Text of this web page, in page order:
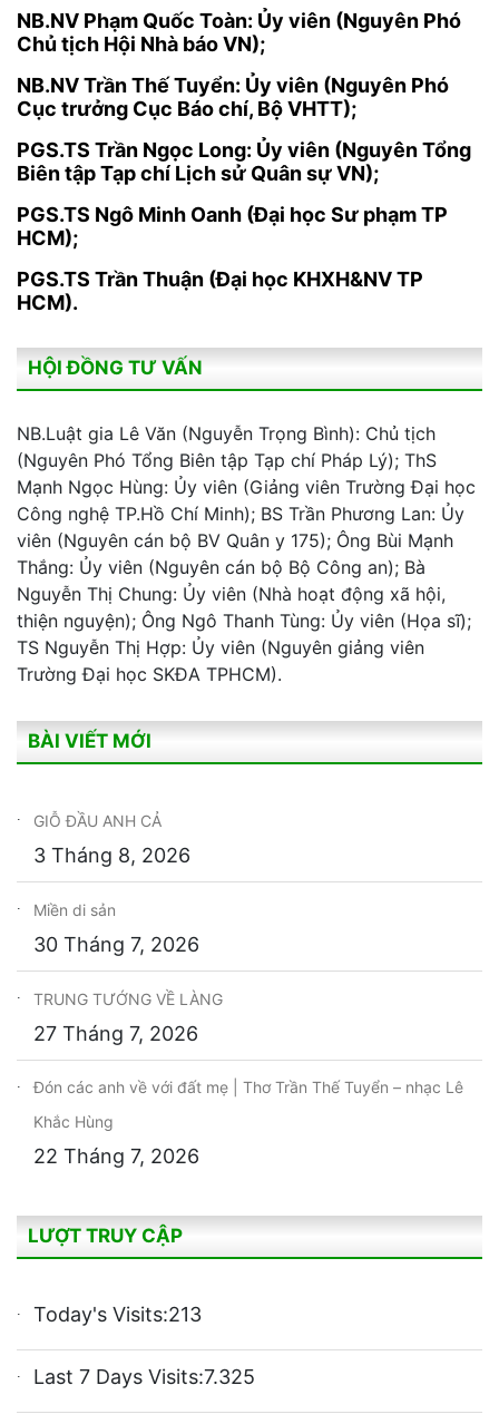
NB.NV Phạm Quốc Toàn: Ủy viên (Nguyên Phó
Chủ tịch Hội Nhà báo VN);
NB.NV Trần Thế Tuyển: Ủy viên (Nguyên Phó
Cục trưởng Cục Báo chí, Bộ VHTT);
PGS.TS Trần Ngọc Long: Ủy viên (Nguyên Tổng
Biên tập Tạp chí Lịch sử Quân sự VN);
PGS.TS Ngô Minh Oanh (Đại học Sư phạm TP
HCM);
PGS.TS Trần Thuận (Đại học KHXH&NV TP
HCM).
HỘI ĐỒNG TƯ VẤN
NB.Luật gia Lê Văn (Nguyễn Trọng Bình): Chủ tịch
(Nguyên Phó Tổng Biên tập Tạp chí Pháp Lý); ThS
Mạnh Ngọc Hùng: Ủy viên (Giảng viên Trường Đại học
Công nghệ TP.Hồ Chí Minh); BS Trần Phương Lan: Ủy
viên (Nguyên cán bộ BV Quân y 175); Ông Bùi Mạnh
Thắng: Ủy viên (Nguyên cán bộ Bộ Công an); Bà
Nguyễn Thị Chung: Ủy viên (Nhà hoạt động xã hội,
thiện nguyện); Ông Ngô Thanh Tùng: Ủy viên (Họa sĩ);
TS Nguyễn Thị Hợp: Ủy viên (Nguyên giảng viên
Trường Đại học SKĐA TPHCM).
BÀI VIẾT MỚI
GIỖ ĐẦU ANH CẢ
3 Tháng 8, 2026
Miền di sản
30 Tháng 7, 2026
TRUNG TƯỚNG VỀ LÀNG
27 Tháng 7, 2026
Đón các anh về với đất mẹ | Thơ Trần Thế Tuyển – nhạc Lê
Khắc Hùng
22 Tháng 7, 2026
LƯỢT TRUY CẬP
Today's Visits:213
Last 7 Days Visits:7.325